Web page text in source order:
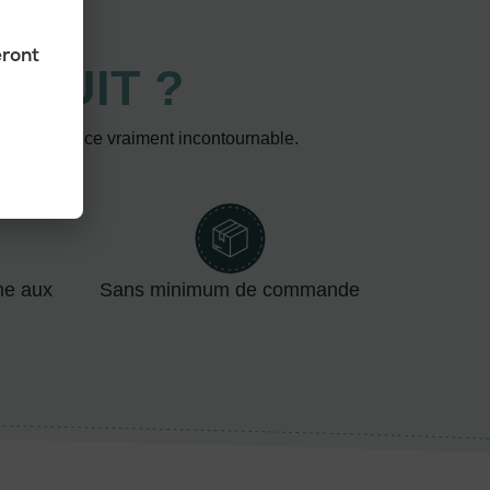
?
une pièce vraiment incontournable.
aux
Sans minimum de commande